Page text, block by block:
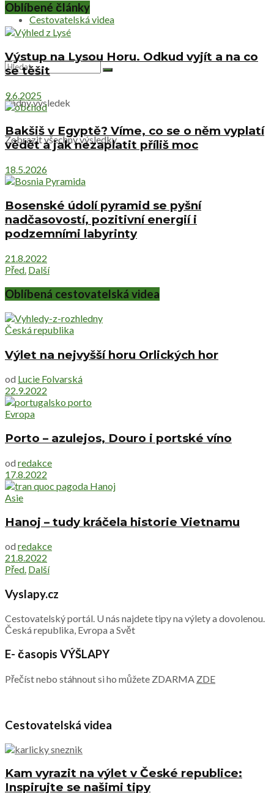
Cestovatelská videa
Žádný výsledek
Zobrazit všechny výsledky
Oblíbené články
Výstup na Lysou Horu. Odkud vyjít a na co
se těšit
9.6.2025
Bakšiš v Egyptě? Víme, co se o něm vyplatí
vědět a jak nezaplatit příliš moc
18.5.2026
Bosenské údolí pyramid se pyšní
nadčasovostí, pozitivní energií i
podzemními labyrinty
21.8.2022
Před. Další
Oblíbená cestovatelská videa
Česká republika
Výlet na nejvyšší horu Orlických hor
od Lucie Folvarská
22.9.2022
Evropa
Porto – azulejos, Douro i portské víno
od redakce
17.8.2022
Asie
Hanoj – tudy kráčela historie Vietnamu
od redakce
21.8.2022
Před. Další
Vyslapy.cz
Cestovatelský portál. U nás najdete tipy na výlety a dovolenou.
Česká republika, Evropa a Svět
E- časopis VÝŠLAPY
Přečíst nebo stáhnout si ho můžete ZDARMA ZDE
Cestovatelská videa
Kam vyrazit na výlet v České republice:
Inspirujte se našimi tipy